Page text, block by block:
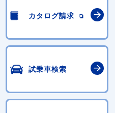
カタログ請求
試乗車検索